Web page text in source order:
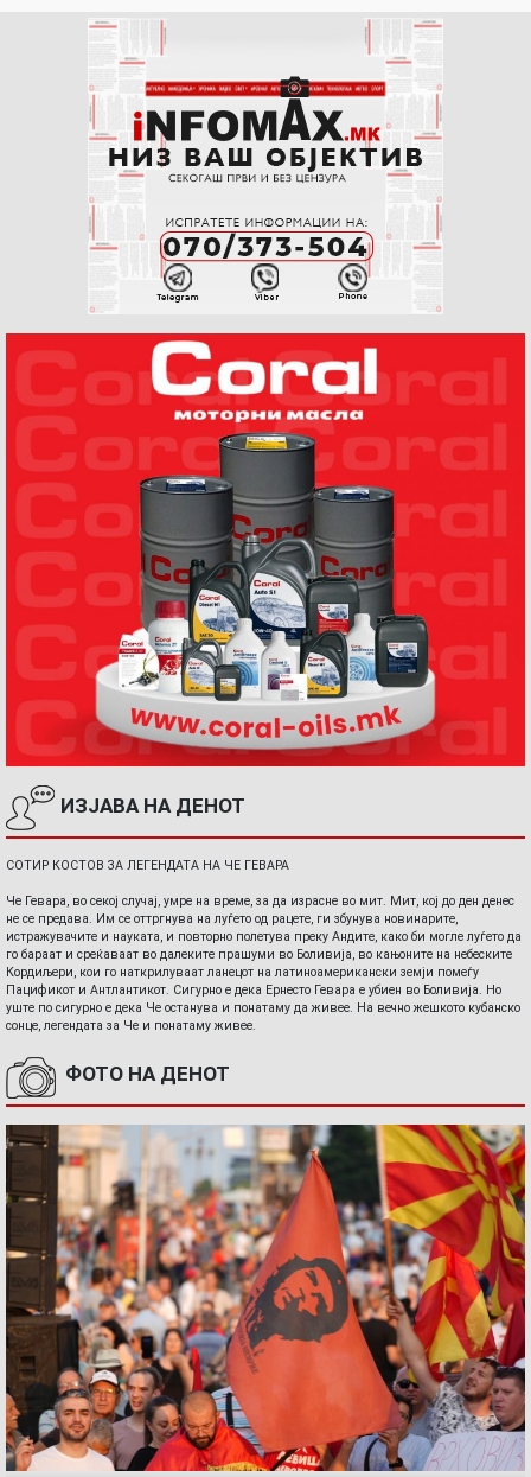
ИЗЈАВА НА ДЕНОТ
СОТИР КОСТОВ ЗА ЛЕГЕНДАТА НА ЧЕ ГЕВАРА
Че Гевара, во секој случај, умре на време, за да израсне во мит. Мит, кој до ден денес
не се предава. Им се оттргнува на луѓето од рацете, ги збунува новинарите,
истражувачите и науката, и повторно полетува преку Андите, како би могле луѓето да
го бараат и среќаваат во далеките прашуми во Боливија, во кањоните на небеските
Кордиљери, кои го наткрилуваат ланецот на латиноамерикански земји помеѓу
Пацификот и Антлантикот. Сигурно е дека Ернесто Гевара е убиен во Боливија. Но
уште по сигурно е дека Че останува и понатаму да живее. На вечно жешкото кубанско
сонце, легендата за Че и понатаму живее.
ФОТО НА ДЕНОТ